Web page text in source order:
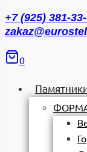
+7 (925) 381-
0